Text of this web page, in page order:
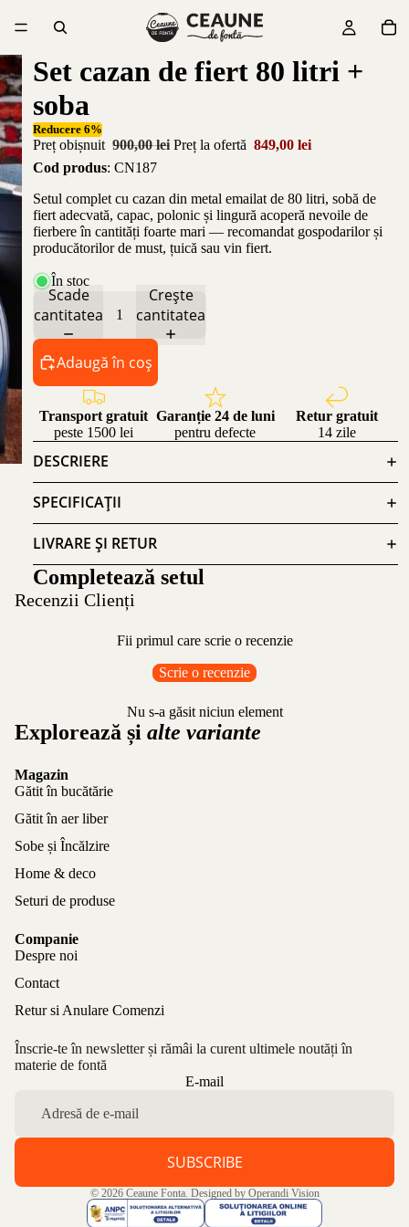
Set cazan de fiert 80 litri +
soba
Reducere 6%
Preț obișnuit 900,00 lei Preț la ofertă 849,00 lei
Cod produs: CN187
Setul complet cu cazan din metal emailat de 80 litri, sobă de
fiert adecvată, capac, polonic și lingură acoperă nevoile de
fierbere în cantități foarte mari — recomandat gospodarilor și
producătorilor de must, țuică sau vin fiert.
În stoc
Scade
cantitatea
Crește
cantitatea
Adaugă în coș
Transport gratuit
peste 1500 lei
Garanție 24 de luni
pentru defecte
Retur gratuit
14 zile
DESCRIERE
SPECIFICAȚII
LIVRARE ȘI RETUR
Completează setul
Recenzii Clienți
Fii primul care scrie o recenzie
Scrie o recenzie
Nu s-a găsit niciun element
Explorează și alte variante
Magazin
Gătit în bucătărie
Gătit în aer liber
Sobe și Încălzire
Home & deco
Seturi de produse
Companie
Despre noi
Contact
Retur si Anulare Comenzi
Înscrie-te în newsletter și rămâi la curent ultimele noutăți în
materie de fontă
E-mail
SUBSCRIBE
© 2026 Ceaune Fonta. Designed by Operandi Vision
Politica de confidențialitate
Aviz legal